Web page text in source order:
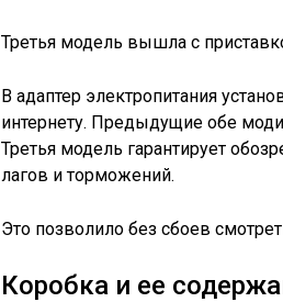
Третья модель вышла с
В адаптер электропитания
интернету. Предыдущие обе
Третья модель гарантирует
лагов и торможений.
Это позволило без сбоев
Коробка и ее